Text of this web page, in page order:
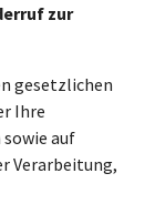
zur
gesetzlichen
Ihre
auf
Verarbeitung,